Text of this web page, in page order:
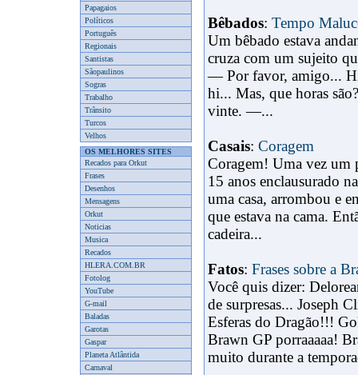
Papagaios
Políticos
Português
Regionais
Santistas
Sãopaulinos
Sogras
Trabalho
Trânsito
Turcos
Velhos
OS MELHORES SITES
Recados para Orkut
Frases
Desenhos
Mensagens
Orkut
Noticias
Musica
Recados
HLERA.COM.BR
Fotolog
YouTube
G-mail
Baladas
Garotas
Gaspar
Planeta Atlântida
Carnaval
Bêbados: Tempo
Um bêbado estava
cruza com um sujeito
— Por favor, amigo...
hi... Mas, que horas
vinte. —...
Casais: Coragem
Coragem! Uma vez um
15 anos enclausurado
uma casa, arrombou e
que estava na cama.
cadeira...
Fatos: Frases sobre a
Você quis dizer:
de surpresas... Joseph
Esferas do Dragão!!!
Brawn GP porraaaaa!
muito durante a